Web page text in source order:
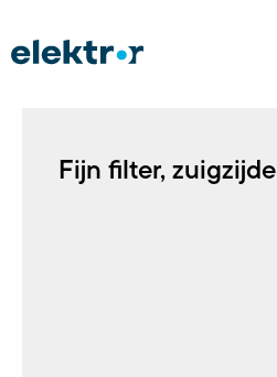
Fijn filter, zuigzijde